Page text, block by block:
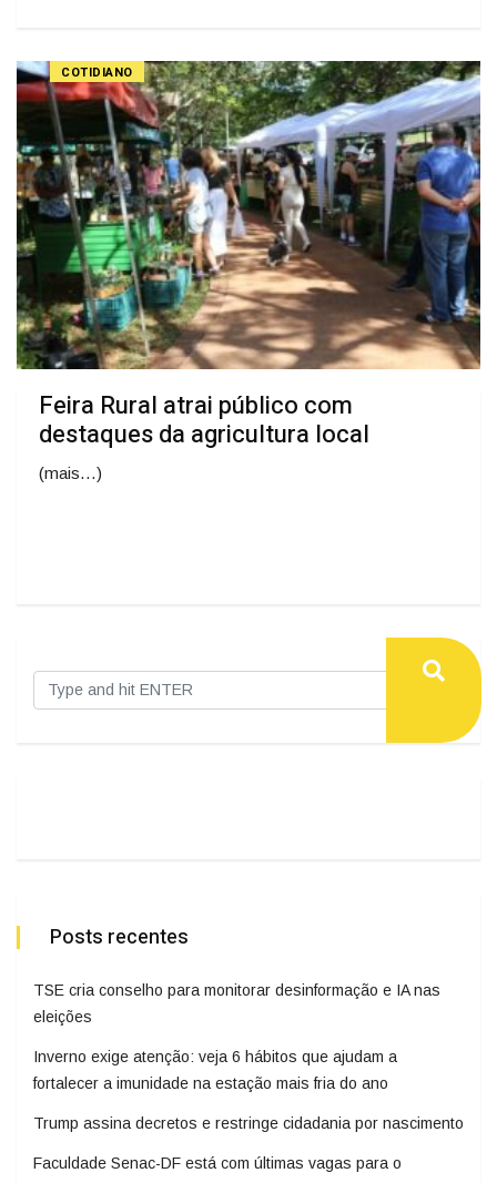
COTIDIANO
Feira Rural atrai público com
destaques da agricultura local
(mais…)
Posts recentes
TSE cria conselho para monitorar desinformação e IA nas
eleições
Inverno exige atenção: veja 6 hábitos que ajudam a
fortalecer a imunidade na estação mais fria do ano
Trump assina decretos e restringe cidadania por nascimento
Faculdade Senac-DF está com últimas vagas para o